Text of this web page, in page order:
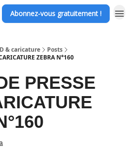
Abonnez-vous gratuitement !
& caricature
Posts
ZEBRA N°160
PRESSE